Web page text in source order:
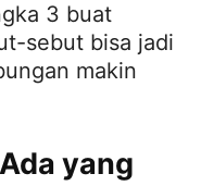
3 buat
sebut bisa jadi
makin
yang